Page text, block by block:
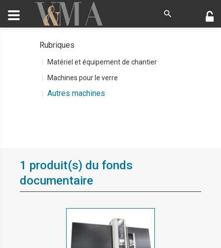
Rubriques
Matériel et équipement de chantier
Machines pour le verre
Autres machines
1 produit(s) du fonds
documentaire